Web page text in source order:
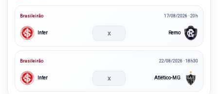
Brasileirão 17/08/2026 · 20h
Inter x Remo
Brasileirão 22/08/2026 · 18h30
Inter x Atlético-MG